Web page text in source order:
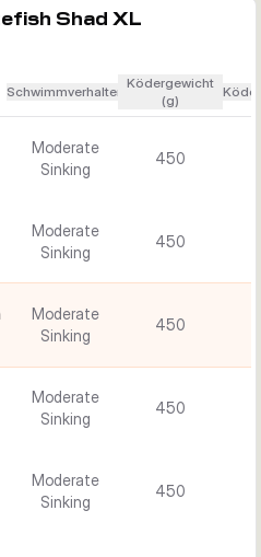
Shad XL
Schwimmverhalten
Ködergewicht
(g)
Moderate
Sinking
450
Moderate
Sinking
450
Moderate
Sinking
450
Moderate
Sinking
450
Moderate
Sinking
450